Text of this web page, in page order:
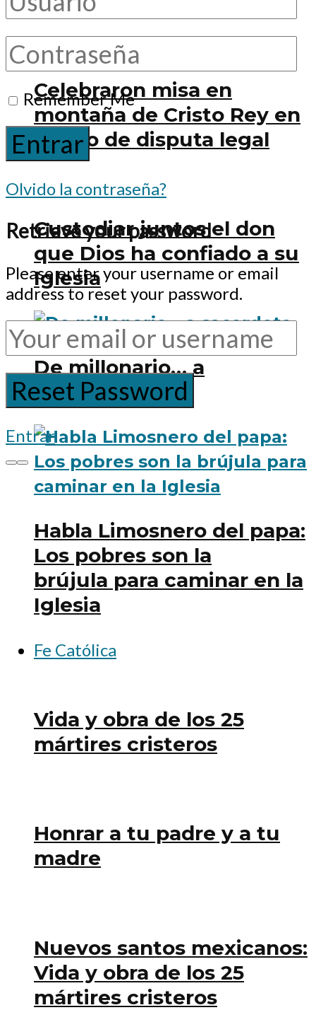
Celebraron misa en
montaña de Cristo Rey en
medio de disputa legal
Custodiar juntos el don
que Dios ha confiado a su
Iglesia
De millonario… a
sacerdote
Habla Limosnero del papa:
Los pobres son la
brújula para caminar en la
Iglesia
Fe Católica
Vida y obra de los 25
mártires cristeros
Honrar a tu padre y a tu
madre
Nuevos santos mexicanos:
Vida y obra de los 25
mártires cristeros
Remember Me
Olvido la contraseña?
Retrieve your password
Please enter your username or email
address to reset your password.
Entrar